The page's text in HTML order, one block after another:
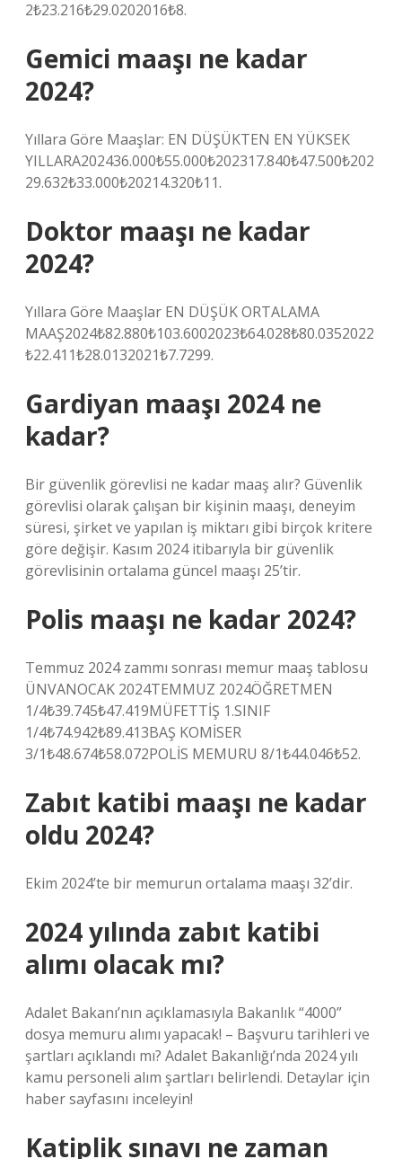
2₺23.216₺29.0202016₺8.
Gemici maaşı ne kadar
2024?
Yıllara Göre Maaşlar: EN DÜŞÜKTEN EN YÜKSEK
YILLARA202436.000₺55.000₺202317.840₺47.500₺202
29.632₺33.000₺20214.320₺11.
Doktor maaşı ne kadar
2024?
Yıllara Göre Maaşlar EN DÜŞÜK ORTALAMA
MAAŞ2024₺82.880₺103.6002023₺64.028₺80.0352022
₺22.411₺28.0132021₺7.7299.
Gardiyan maaşı 2024 ne
kadar?
Bir güvenlik görevlisi ne kadar maaş alır? Güvenlik
görevlisi olarak çalışan bir kişinin maaşı, deneyim
süresi, şirket ve yapılan iş miktarı gibi birçok kritere
göre değişir. Kasım 2024 itibarıyla bir güvenlik
görevlisinin ortalama güncel maaşı 25’tir.
Polis maaşı ne kadar 2024?
Temmuz 2024 zammı sonrası memur maaş tablosu
ÜNVANOCAK 2024TEMMUZ 2024ÖĞRETMEN
1/4₺39.745₺47.419MÜFETTİŞ 1.SINIF
1/4₺74.942₺89.413BAŞ KOMİSER
3/1₺48.674₺58.072POLİS MEMURU 8/1₺44.046₺52.
Zabıt katibi maaşı ne kadar
oldu 2024?
Ekim 2024’te bir memurun ortalama maaşı 32’dir.
2024 yılında zabıt katibi
alımı olacak mı?
Adalet Bakanı’nın açıklamasıyla Bakanlık “4000”
dosya memuru alımı yapacak! – Başvuru tarihleri ​​ve
şartları açıklandı mı? Adalet Bakanlığı’nda 2024 yılı
kamu personeli alım şartları belirlendi. Detaylar için
haber sayfasını inceleyin!
Katiplik sınavı ne zaman